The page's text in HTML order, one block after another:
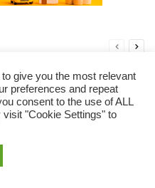
give you the most relevant
preferences and repeat
consent to the use of ALL
"Cookie Settings" to